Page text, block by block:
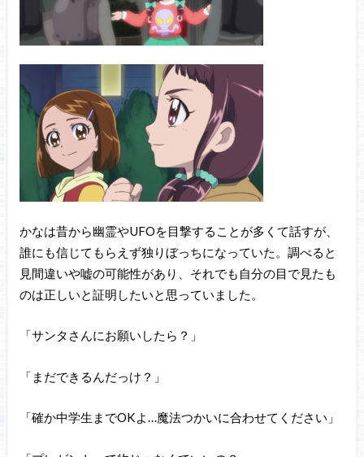
かなは昔から幽霊やUFOを目撃することが多くて話すが、
誰にも信じてもらえず独りぼっちになっていた。調べると
見間違いや嘘の可能性があり、それでも自分の目で見たも
のは正しいと証明したいと思っていました。
「サンタさんにお願いしたら？」
「まだできるんだっけ？」
「確か中学生までOKよ…魔法つかいに合わせてください」